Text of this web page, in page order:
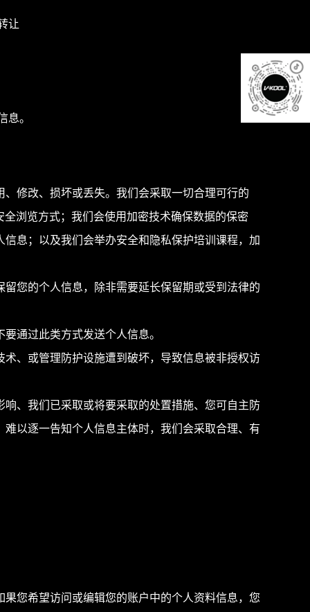
让
息。
修改、损坏或丢失。我们会采取一切合理可行的
浏览方式；我们会使用加密技术确保数据的保密
息；以及我们会举办安全和隐私保护培训课程，加
您的个人信息，除非需要延长保留期或受到法律的
通过此类方式发送个人信息。
、或管理防护设施遭到破坏，导致信息被非授权访
、我们已采取或将要采取的处置措施、您可自主防
以逐一告知个人信息主体时，我们会采取合理、有
您希望访问或编辑您的账户中的个人资料信息，您